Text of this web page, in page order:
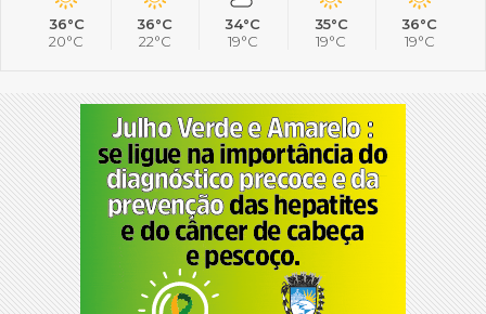
36°C
20°C
36°C
22°C
34°C
19°C
35°C
19°C
36°C
19°C